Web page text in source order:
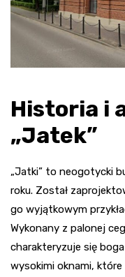
Historia i
„Jatek”
„Jatki” to neogotycki
roku. Został
go wyjątkowym
Wykonany z palonej
charakteryzuje się
wysokimi oknami,